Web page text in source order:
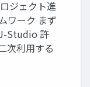
ジェクト進
ワーク まず
Studio 許
次利用する